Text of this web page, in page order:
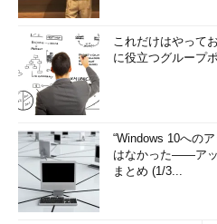
これだけはやって
に役立つグループ
“Windows 10への
はなかった――ア
まとめ (1/3...